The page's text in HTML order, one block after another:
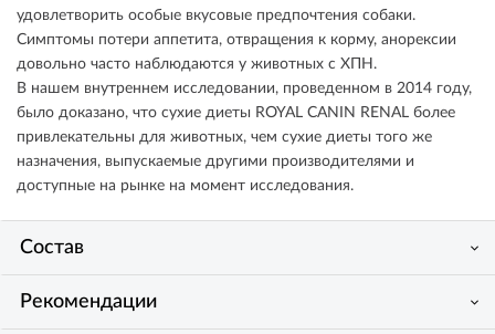
удовлетворить особые вкусовые предпочтения собаки.
Симптомы потери аппетита, отвращения к корму, анорексии
довольно часто наблюдаются у животных с ХПН.
В нашем внутреннем исследовании, проведенном в 2014 году,
было доказано, что сухие диеты ROYAL CANIN RENAL более
привлекательны для животных, чем сухие диеты того же
назначения, выпускаемые другими производителями и
доступные на рынке на момент исследования.
Состав
Рекомендации